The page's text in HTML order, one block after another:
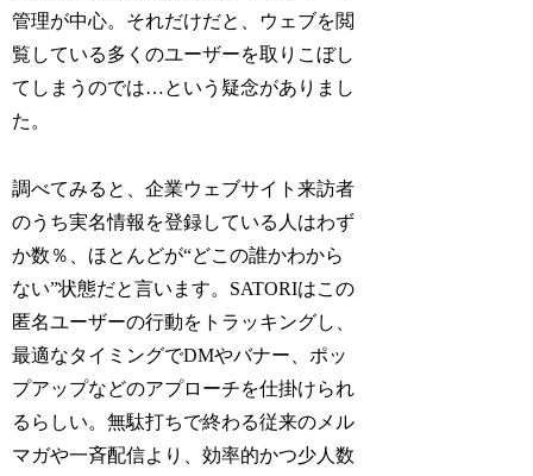
管理が中心。それだけだと、ウェブを閲
覧している多くのユーザーを取りこぼし
てしまうのでは…という疑念がありまし
た。
調べてみると、企業ウェブサイト来訪者
のうち実名情報を登録している人はわず
か数％、ほとんどが“どこの誰かわから
ない”状態だと言います。SATORIはこの
匿名ユーザーの行動をトラッキングし、
最適なタイミングでDMやバナー、ポッ
プアップなどのアプローチを仕掛けられ
るらしい。無駄打ちで終わる従来のメル
マガや一斉配信より、効率的かつ少人数